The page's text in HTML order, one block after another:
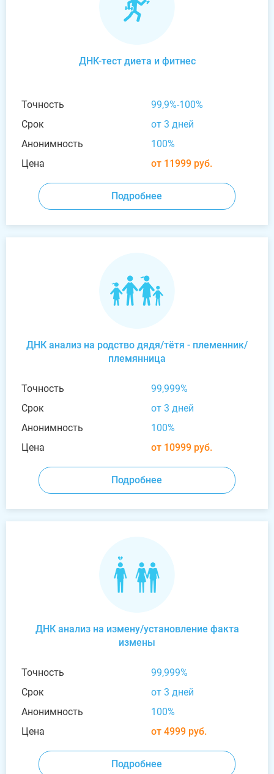
ДНК-тест диета и фитнес
Точность
99,9%-100%
Срок
от 3 дней
Анонимность
100%
Цена
от 11999 руб.
Подробнее
ДНК анализ на родство дядя/тётя - племенник/
племянница
Точность
99,999%
Срок
от 3 дней
Анонимность
100%
Цена
от 10999 руб.
Подробнее
ДНК анализ на измену/установление факта
измены
Точность
99,999%
Срок
от 3 дней
Анонимность
100%
Цена
от 4999 руб.
Подробнее